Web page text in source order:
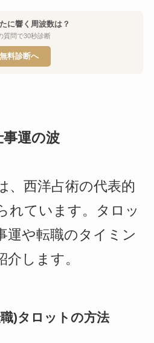
に響く周波数は？
質問で30秒診断
無料診断へ
運の波
、西洋占術の代表的
れています。タロッ
運や転職のタイミン
します。
)タロットの方法